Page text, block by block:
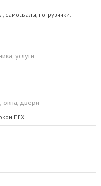
самосвалы, погрузчики.
услуги
окна, двери
ПВХ